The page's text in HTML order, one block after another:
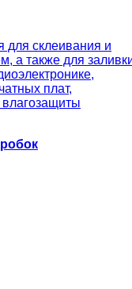
склеивания и
а также для
плат,
влагозащиты